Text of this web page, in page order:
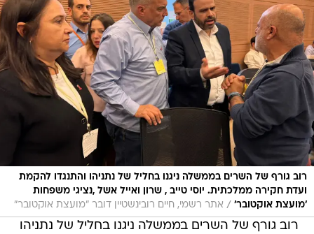
רוב גורף של השרים בממשלה ניגנו בחליל של נתניהו והתנגדו להקמת
ועדת חקירה ממלכתית. יוסי טייב , שרון ואייל אשל ,נציגי משפחות
׳מועצת אוקטובר׳ / אתר רשמי, חיים רובינשטיין דובר "מועצת אוקטובר"
רוב גורף של השרים בממשלה ניגנו בחליל של נתניהו